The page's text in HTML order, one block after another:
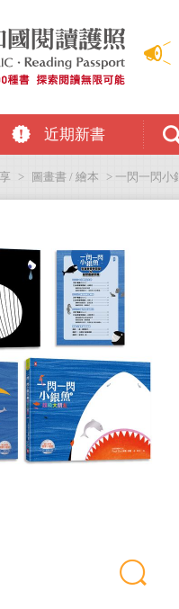
近期新書
> 圖畫書 / 繪本 > 一閃一閃小